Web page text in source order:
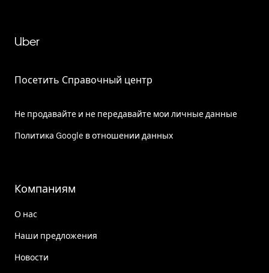
Uber
Посетить Справочный центр
Не продавайте и не передавайте мои личные данные
Политика Google в отношении данных
Компаниям
О нас
Наши предложения
Новости